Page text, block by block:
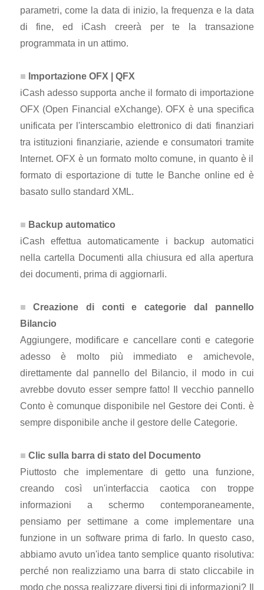
parametri, come la data di inizio, la frequenza e la data
di fine, ed iCash creerà per te la transazione
programmata in un attimo.
Importazione OFX | QFX
iCash adesso supporta anche il formato di importazione
OFX (Open Financial eXchange). OFX è una specifica
unificata per l'interscambio elettronico di dati finanziari
tra istituzioni finanziarie, aziende e consumatori tramite
Internet. OFX è un formato molto comune, in quanto è il
formato di esportazione di tutte le Banche online ed è
basato sullo standard XML.
Backup automatico
iCash effettua automaticamente i backup automatici
nella cartella Documenti alla chiusura ed alla apertura
dei documenti, prima di aggiornarli.
Creazione di conti e categorie dal pannello
Bilancio
Aggiungere, modificare e cancellare conti e categorie
adesso è molto più immediato e amichevole,
direttamente dal pannello del Bilancio, il modo in cui
avrebbe dovuto esser sempre fatto! Il vecchio pannello
Conto è comunque disponibile nel Gestore dei Conti. è
sempre disponibile anche il gestore delle Categorie.
Clic sulla barra di stato del Documento
Piuttosto che implementare di getto una funzione,
creando così un'interfaccia caotica con troppe
informazioni a schermo contemporaneamente,
pensiamo per settimane a come implementare una
funzione in un software prima di farlo. In questo caso,
abbiamo avuto un'idea tanto semplice quanto risolutiva:
perché non realizziamo una barra di stato cliccabile in
modo che possa realizzare diversi tipi di informazioni? Il